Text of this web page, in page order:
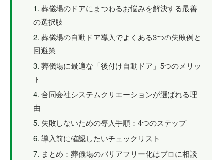
葬儀場のドアにまつわるお悩みを解決する最善
の選択肢
葬儀場の自動ドア導入でよくある3つの失敗例と
回避策
葬儀場に最適な「後付け自動ドア」5つのメリッ
ト
合同会社システムクリエーションが選ばれる理
由
失敗しないための導入手順：4つのステップ
導入前に確認したいチェックリスト
まとめ：葬儀場のバリアフリー化はプロに相談